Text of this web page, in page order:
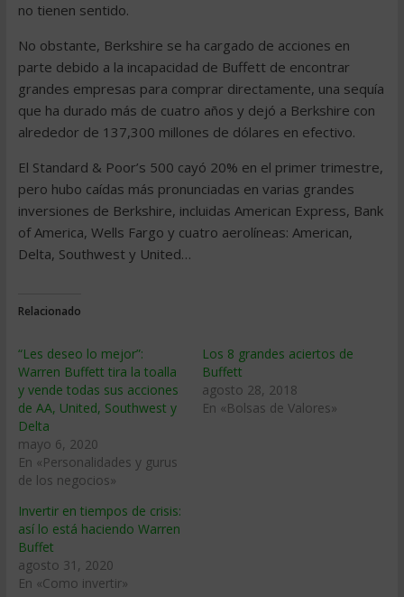
no tienen sentido.
No obstante, Berkshire se ha cargado de acciones en
parte debido a la incapacidad de Buffett de encontrar
grandes empresas para comprar directamente, una sequía
que ha durado más de cuatro años y dejó a Berkshire con
alrededor de 137,300 millones de dólares en efectivo.
El Standard & Poor’s 500 cayó 20% en el primer trimestre,
pero hubo caídas más pronunciadas en varias grandes
inversiones de Berkshire, incluidas American Express, Bank
of America, Wells Fargo y cuatro aerolíneas: American,
Delta, Southwest y United…
Relacionado
“Les deseo lo mejor”:
Warren Buffett tira la toalla
y vende todas sus acciones
de AA, United, Southwest y
Delta
mayo 6, 2020
En «Personalidades y gurus
de los negocios»
Los 8 grandes aciertos de
Buffett
agosto 28, 2018
En «Bolsas de Valores»
Invertir en tiempos de crisis:
así lo está haciendo Warren
Buffet
agosto 31, 2020
En «Como invertir»